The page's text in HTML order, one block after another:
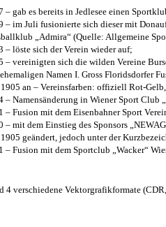
– gab es bereits in Jedlesee einen
– im Juli fusionierte sich dieser mit
„Admira“ (Quelle: Allgemeine
– löste sich der Verein wieder auf;
– vereinigten sich die wilden Vereine
Namen I. Gross Floridsdorfer
an – Vereinsfarben: offiziell Rot-
– Namensänderung in Wiener Sport
– Fusion mit dem Eisenbahner Sport
– mit dem Einstieg des Sponsors
geändert, jedoch unter der
– Fusion mit dem Sportclub „Wacker“
4 verschiedene Vektorgrafikformate